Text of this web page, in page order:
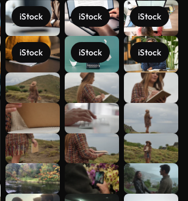
iStock
iStock
iStock
iStock
iStock
iStock
Scopri di
più